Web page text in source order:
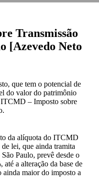
Transmissão
[Azevedo Neto
que tem o potencial de
do valor do patrimônio
– Imposto sobre
da alíquota do ITCMD
de lei, que ainda tramita
Paulo, prevê desde o
a alteração da base de
maior do imposto a